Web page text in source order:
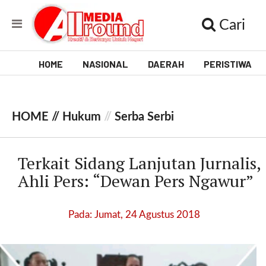
w
_
Cari
HOME NASIONAL DAERAH PERISTIWA
HOME // Hukum // Serba Serbi
Terkait Sidang Lanjutan Jurnalis,
Ahli Pers: “Dewan Pers Ngawur”
Pada: Jumat, 24 Agustus 2018